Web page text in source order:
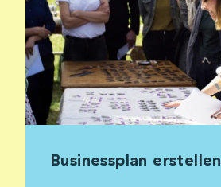
Businessplan erstellen